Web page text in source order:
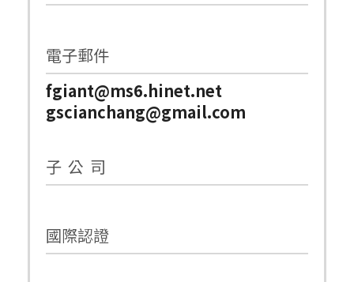
電子郵件
fgiant@ms6.hinet.net
gscianchang@gmail.com
子 公 司
國際認證